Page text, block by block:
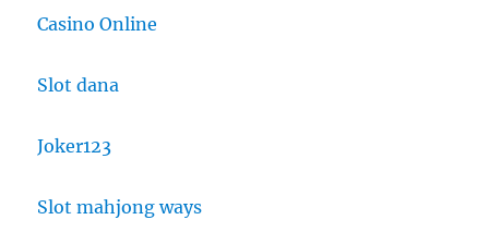
Casino Online
Slot dana
Joker123
Slot mahjong ways